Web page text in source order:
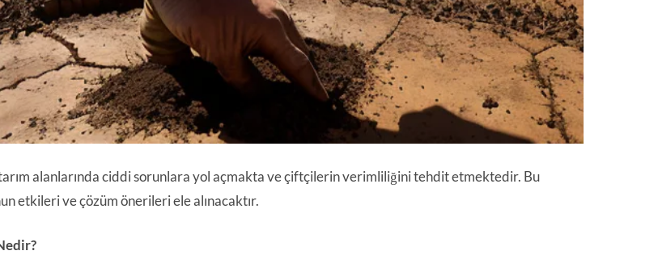
alanlarında ciddi sorunlara yol açmakta ve çiftçilerin verimliliğini tehdit etmektedir. Bu
etkileri ve çözüm önerileri ele alınacaktır.